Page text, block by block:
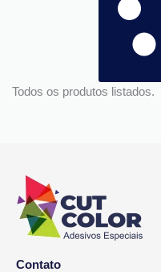
Todos os produtos listados.
Contato